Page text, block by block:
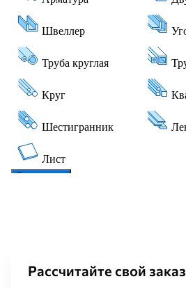
Рассчитайте свой заказ